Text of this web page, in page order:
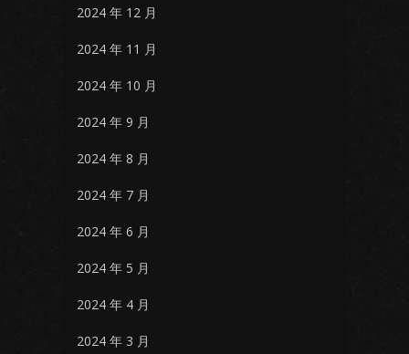
2024 年 12 月
2024 年 11 月
2024 年 10 月
2024 年 9 月
2024 年 8 月
2024 年 7 月
2024 年 6 月
2024 年 5 月
2024 年 4 月
2024 年 3 月